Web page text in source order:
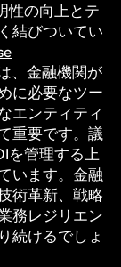
性の向上とテ
結びついてい
、金融機関が
に必要なツー
エンティティ
重要です。議
を管理する上
います。金融
術革新、戦略
務レジリエン
続けるでしょ